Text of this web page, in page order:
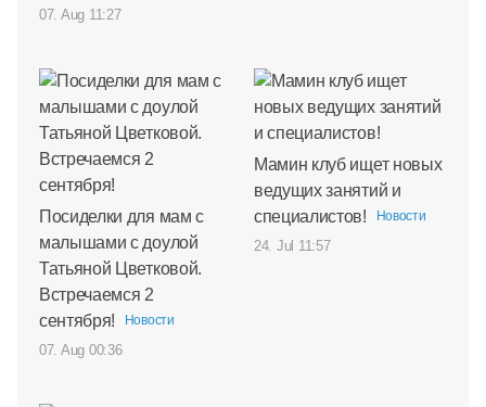
07. Aug 11:27
Посиделки для мам с
малышами с доулой
Татьяной Цветковой.
Встречаемся 2
сентября!
Новости
07. Aug 00:36
Мамин клуб ищет новых
ведущих занятий и
специалистов!
Новости
24. Jul 11:57